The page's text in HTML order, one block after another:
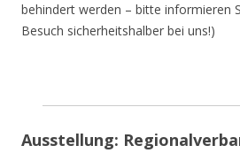
behindert werden – bitte informieren
Besuch sicherheitshalber bei uns!)
Ausstellung: